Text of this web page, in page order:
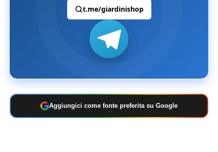
t.me/giardinishop
Aggiungici come fonte preferita su Google